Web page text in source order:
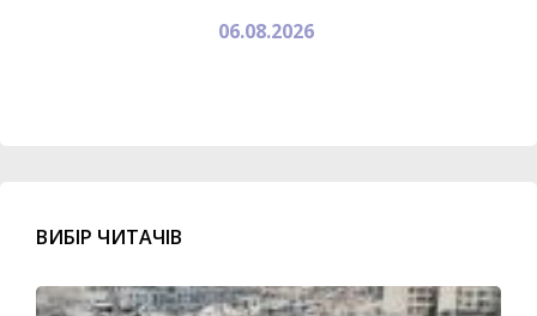
06.08.2026
ВИБІР ЧИТАЧІВ